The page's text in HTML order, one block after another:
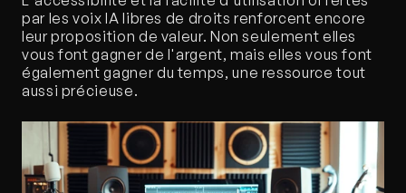
par les voix IA libres de droits renforcent encore
leur proposition de valeur. Non seulement elles
vous font gagner de l'argent, mais elles vous font
également gagner du temps, une ressource tout
aussi précieuse.